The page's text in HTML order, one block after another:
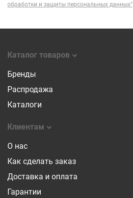
обработки и защиты персональных данных”
Каталог товаров
Бренды
Распродажа
Каталоги
Клиентам
О нас
Как сделать заказ
Доставка и оплата
Гарантии